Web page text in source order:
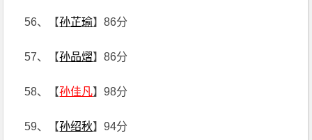
56、【孙芷瑜】86分
57、【孙品熠】86分
58、【孙佳凡】98分
59、【孙绍秋】94分